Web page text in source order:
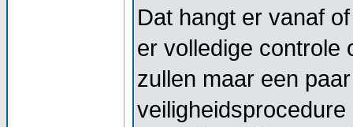
Dat hangt er vanaf
er volledige controle
zullen maar een